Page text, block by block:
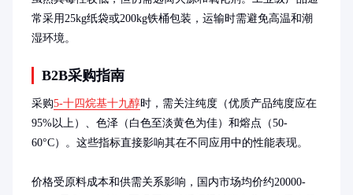
常采用25kg纸袋或200kg铁桶包装，运输时需避免高温和潮
湿环境。
B2B采购指南
采购5-十四烷基十九醇时，需关注纯度（优质产品纯度应在
95%以上）、色泽（白色至淡黄色为佳）和熔点（50-
60°C）。这些指标直接影响其在不同应用中的性能表现。
价格受原料成本和供需关系影响，国内市场均价约20000-